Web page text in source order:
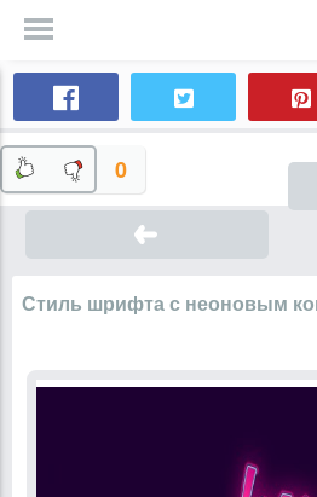
0
Стиль шрифта с неоновым